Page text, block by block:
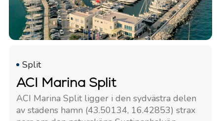
Split
ACI Marina Split
ACI Marina Split ligger i den sydvästra delen
av stadens hamn (43.50134, 16.42853) strax